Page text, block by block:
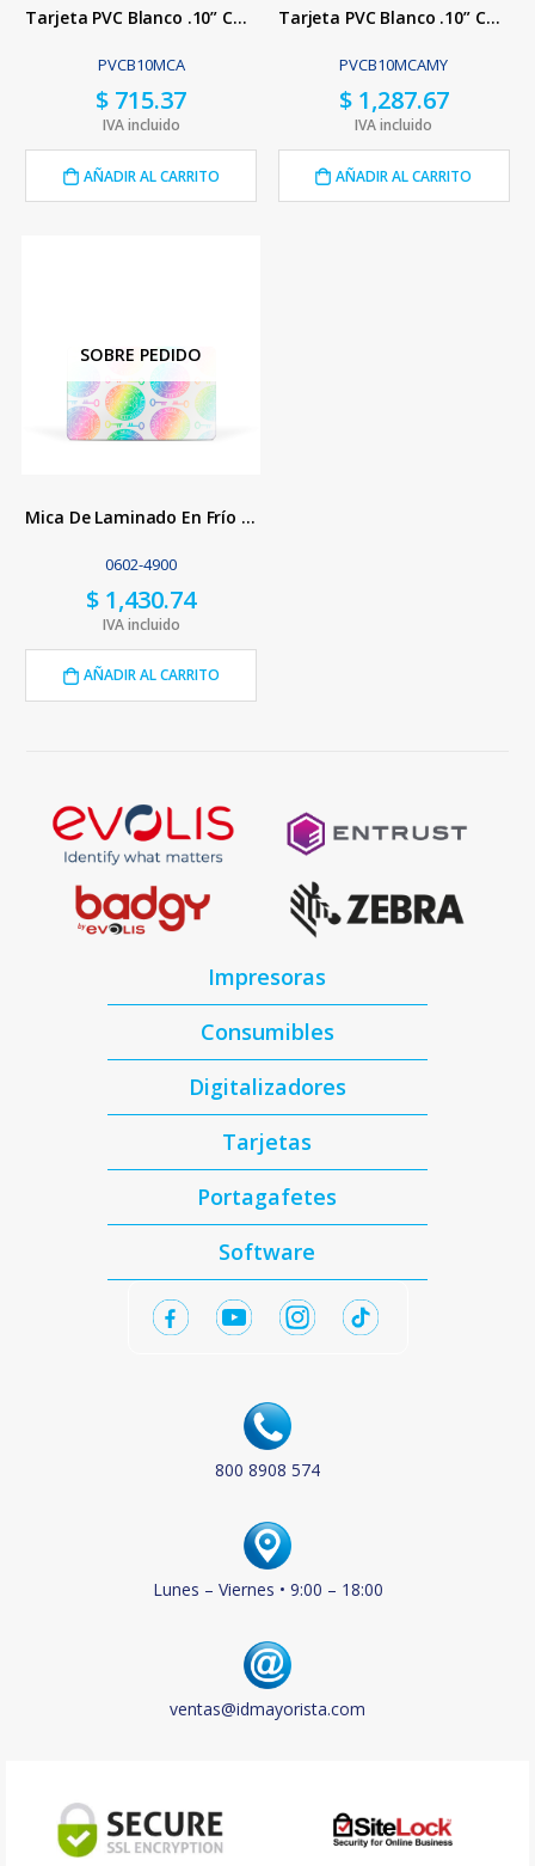
Tarjeta PVC Blanco .10” Con Adhesivo
PVCB10MCA
$ 715.37
IVA incluido
AÑADIR AL CARRITO
Tarjeta PVC Blanco .10” Con Adhesivo Mylar
PVCB10MCAMY
$1,287.67
IVA incluido
AÑADIR AL CARRITO
SOBRE PEDIDO
Mica De Laminado En Frío Con Holograma Genérico
0602-4900
$ 1,430.74
IVA incluido
AÑADIR AL CARRITO
Impresoras
Consumibles
Digitalizadores
Tarjetas
Portagafetes
Software
800 8908 574
Lunes – Viernes • 9:00 – 18:00
ventas@idmayorista.com